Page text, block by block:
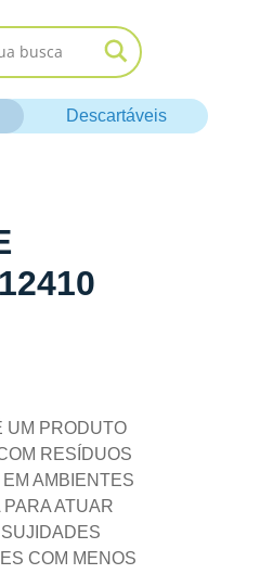
Descartáveis
UM PRODUTO
RESÍDUOS
AMBIENTES
ATUAR
COM MENOS